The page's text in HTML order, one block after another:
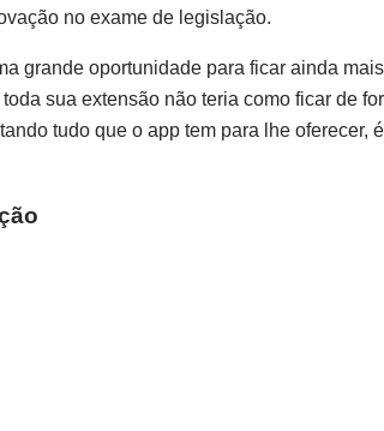
no exame de legislação.
grande oportunidade para ficar ainda
sua extensão não teria como ficar de
tudo que o app tem para lhe oferecer,